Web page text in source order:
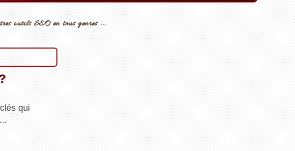
outils SEO en tous genres ...
qui